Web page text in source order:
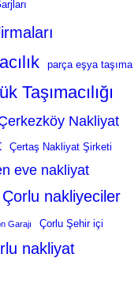
parça eşya taşıma
Taşımacılığı
Nakliyat
Çertaş Nakliyat Şirketi
eve nakliyat
Çorlu nakliyeciler
Garajı Çorlu Şehir içi
nakliyat